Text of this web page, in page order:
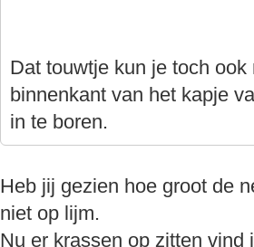
Dat touwtje kun je toch
binnenkant van het kapje
in te boren.
Heb jij gezien hoe groot de
niet op lijm.
Nu er krassen op zitten vind